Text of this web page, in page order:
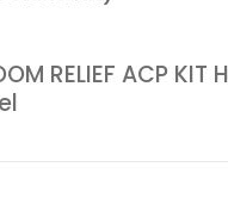
RELIEF ACP